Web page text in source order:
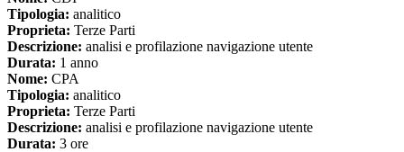
Tipologia: analitico
Proprieta: Terze Parti
Descrizione: analisi e profilazione navigazione utente
Durata: 1 anno
Nome: CPA
Tipologia: analitico
Proprieta: Terze Parti
Descrizione: analisi e profilazione navigazione utente
Durata: 3 ore